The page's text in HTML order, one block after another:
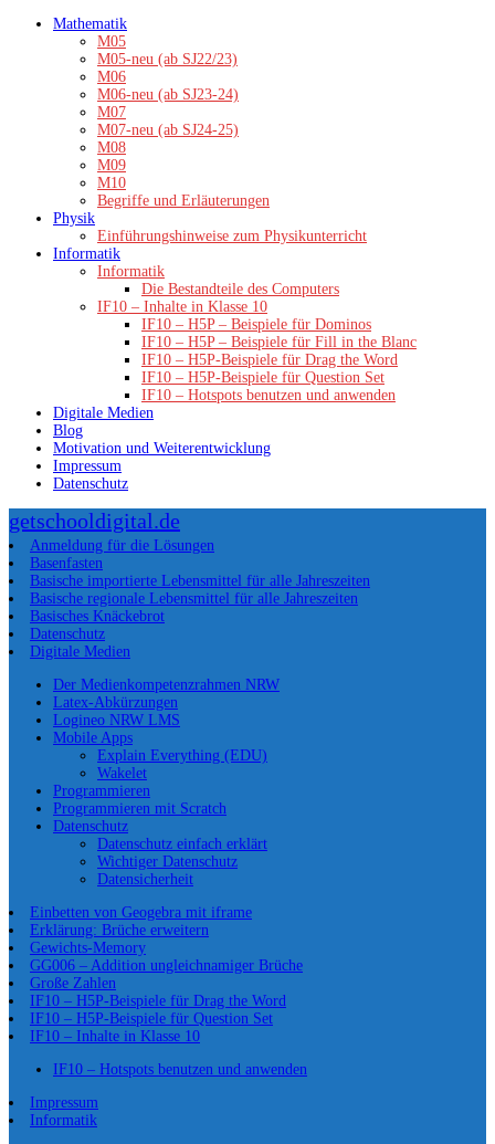
Zum
Mathematik
M05
M05-neu (ab SJ22/23)
M06
M06-neu (ab SJ23-24)
M07
M07-neu (ab SJ24-25)
M08
M09
M10
Begriffe und Erläuterungen
Physik
Einführungshinweise zum Physikunterricht
Informatik
Informatik
Die Bestandteile des Computers
IF10 – Inhalte in Klasse 10
IF10 – H5P – Beispiele für Dominos
IF10 – H5P – Beispiele für Fill in the Blanc
IF10 – H5P-Beispiele für Drag the Word
IF10 – H5P-Beispiele für Question Set
IF10 – Hotspots benutzen und anwenden
Digitale Medien
Blog
Motivation und Weiterentwicklung
Impressum
Datenschutz
getschooldigital.de
Anmeldung für die Lösungen
Basenfasten
Basische importierte Lebensmittel für alle Jahreszeiten
Basische regionale Lebensmittel für alle Jahreszeiten
Basisches Knäckebrot
Datenschutz
Digitale Medien
Der Medienkompetenzrahmen NRW
Latex-Abkürzungen
Logineo NRW LMS
Mobile Apps
Explain Everything (EDU)
Wakelet
Programmieren
Programmieren mit Scratch
Datenschutz
Datenschutz einfach erklärt
Wichtiger Datenschutz
Datensicherheit
Einbetten von Geogebra mit iframe
Erklärung: Brüche erweitern
Gewichts-Memory
GG006 – Addition ungleichnamiger Brüche
Große Zahlen
IF10 – H5P-Beispiele für Drag the Word
IF10 – H5P-Beispiele für Question Set
IF10 – Inhalte in Klasse 10
IF10 – Hotspots benutzen und anwenden
Impressum
Informatik